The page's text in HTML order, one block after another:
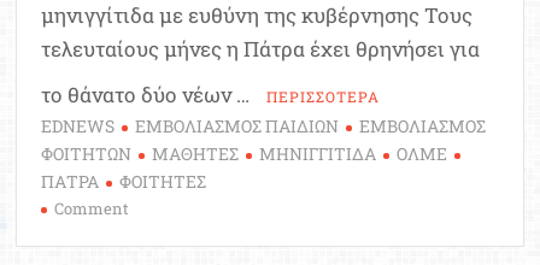
μηνιγγίτιδα με ευθύνη της κυβέρνησης Τους
τελευταίους μήνες η Πάτρα έχει θρηνήσει για
το θάνατο δύο νέων …
ΠΕΡΙΣΣΟΤΕΡΑ
EDNEWS ΕΜΒΟΛΙΑΣΜΟΣ ΠΑΙΔΙΩΝ
ΕΜΒΟΛΙΑΣΜΟΣ
ΦΟΙΤΗΤΩΝ
ΜΑΘΗΤΕΣ ΜΗΝΙΓΓΙΤΙΔΑ
ΟΛΜΕ
ΠΑΤΡΑ
ΦΟΙΤΗΤΕΣ
Comment